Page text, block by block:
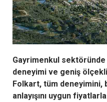
Gayrimenkul sektöründe
deneyimi ve geniş
Folkart, tüm deneyimini,
anlayışını uygun